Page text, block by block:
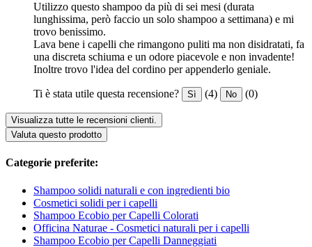
Utilizzo questo shampoo da più di sei mesi (durata
lunghissima, però faccio un solo shampoo a settimana) e mi
trovo benissimo.
Lava bene i capelli che rimangono puliti ma non disidratati, fa
una discreta schiuma e un odore piacevole e non invadente!
Inoltre trovo l'idea del cordino per appenderlo geniale.
Ti è stata utile questa recensione? Sì (4) No (0)
Visualizza tutte le recensioni clienti.
Valuta questo prodotto
Categorie preferite:
Shampoo solidi naturali e con ingredienti bio
Cosmetici solidi per i capelli
Shampoo Ecobio per Capelli Colorati
Officina Naturae - Cosmetici naturali per i capelli
Shampoo Ecobio per Capelli Danneggiati